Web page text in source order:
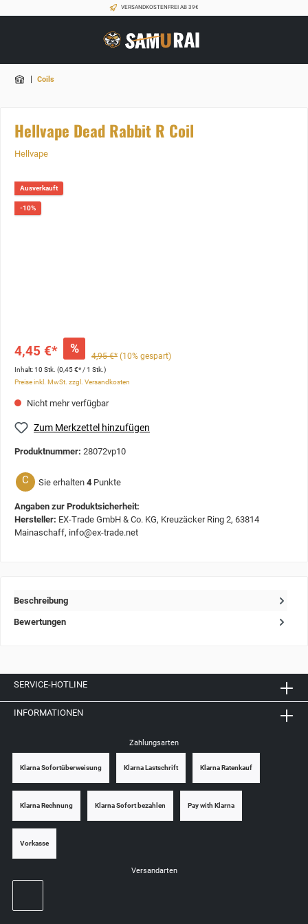
VERSANDKOSTENFREI AB 39€
| Coils
Hellvape Dead Rabbit R Coil
Hellvape
Ausverkauft
-10%
4,45 €* %
4,95 €* (10% gespart)
Inhalt:10 Stk. (0,45 €* / 1 Stk.)
Preise inkl. MwSt. zzgl. Versandkosten
Nicht mehr verfügbar
Zum Merkzettel hinzufügen
Produktnummer: 28072vp10
C Sie erhalten 4 Punkte
Angaben zur Produktsicherheit:
Hersteller: EX-Trade GmbH & Co. KG, Kreuzäcker Ring 2, 63814
Mainaschaff, info@ex-trade.net
Beschreibung
Bewertungen
SERVICE-HOTLINE
INFORMATIONEN
Zahlungsarten
Klarna Sofortüberweisung Klarna Lastschrift Klarna Ratenkauf
Klarna Rechnung Klarna Sofort bezahlen Pay with Klarna
Vorkasse
Versandarten